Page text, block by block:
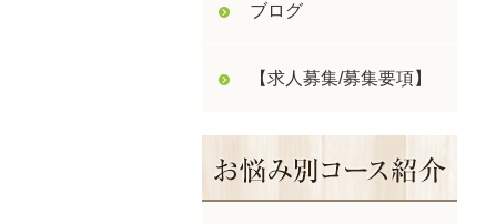
ブログ
【求人募集/募集要項】